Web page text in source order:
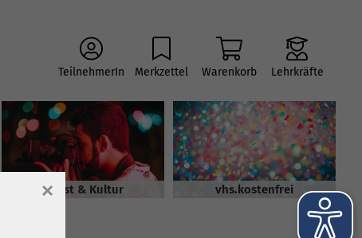
TeilnehmerIn Merkzettel Warenkorb Lehrkräfte
Kunst & Kultur vhs.kostenfrei
×